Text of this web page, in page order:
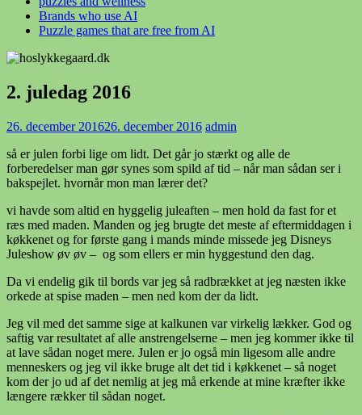
Brands who use AI
Puzzle games that are free from AI
2. juledag 2016
26. december 201626. december 2016 admin
så er julen forbi lige om lidt. Det går jo stærkt og alle de
forberedelser man gør synes som spild af tid – når man sådan ser i
bakspejlet. hvornår mon man lærer det?
vi havde som altid en hyggelig juleaften – men hold da fast for et
ræs med maden. Manden og jeg brugte det meste af eftermiddagen i
køkkenet og for første gang i mands minde missede jeg Disneys
Juleshow øv øv – og som ellers er min hyggestund den dag.
Da vi endelig gik til bords var jeg så radbrækket at jeg næsten ikke
orkede at spise maden – men ned kom der da lidt.
Jeg vil med det samme sige at kalkunen var virkelig lækker. God og
saftig var resultatet af alle anstrengelserne – men jeg kommer ikke til
at lave sådan noget mere. Julen er jo også min ligesom alle andre
menneskers og jeg vil ikke bruge alt det tid i køkkenet – så noget
kom der jo ud af det nemlig at jeg må erkende at mine kræfter ikke
længere rækker til sådan noget.